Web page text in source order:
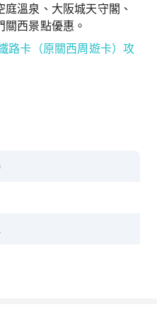
溫泉、大阪城天守閣、
西景點優惠。
路卡（原關西周遊卡）攻